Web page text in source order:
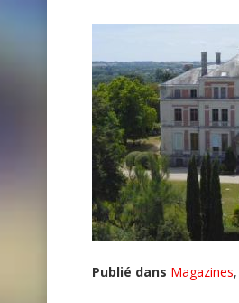
Publié dans Magazines,